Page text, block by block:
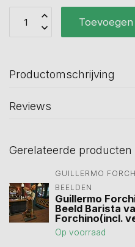
Productomschrijving
Reviews
Gerelateerde producten
GUILLERMO
BEELDEN
Guillermo
Beeld Barista
Forchino(incl.
Op voorraad